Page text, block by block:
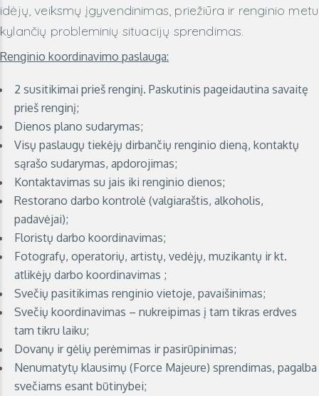
idėjų, veiksmų įgyvendinimas, priežiūra ir renginio metu
kylančių probleminių situacijų sprendimas.
Renginio koordinavimo paslauga:
2 susitikimai prieš renginį. Paskutinis pageidautina savaitę
prieš renginį;
Dienos plano sudarymas;
Visų paslaugų tiekėjų dirbančių renginio dieną, kontaktų
sąrašo sudarymas, apdorojimas;
Kontaktavimas su jais iki renginio dienos;
Restorano darbo kontrolė (valgiaraštis, alkoholis,
padavėjai);
Floristų darbo koordinavimas;
Fotografų, operatorių, artistų, vedėjų, muzikantų ir kt.
atlikėjų darbo koordinavimas ;
Svečių pasitikimas renginio vietoje, pavaišinimas;
Svečių koordinavimas – nukreipimas į tam tikras erdves
tam tikru laiku;
Dovanų ir gėlių perėmimas ir pasirūpinimas;
Nenumatytų klausimų (Force Majeure) sprendimas, pagalba
svečiams esant būtinybei;